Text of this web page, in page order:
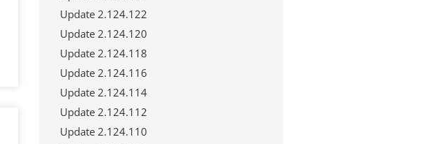
Update 2.124.122
Update 2.124.120
Update 2.124.118
Update 2.124.116
Update 2.124.114
Update 2.124.112
Update 2.124.110